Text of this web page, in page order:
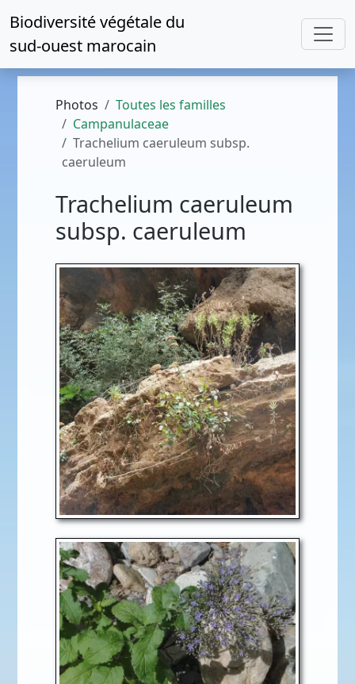
Biodiversité végétale du
sud-ouest marocain
Photos
Toutes les familles
Campanulaceae
Trachelium caeruleum subsp.
caeruleum
Trachelium caeruleum
subsp. caeruleum